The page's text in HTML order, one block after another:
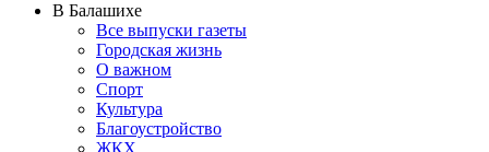
В Балашихе
Все выпуски газеты
Городская жизнь
О важном
Спорт
Культура
Благоустройство
ЖКХ